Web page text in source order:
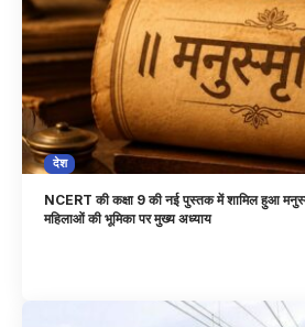
देश
NCERT की कक्षा 9 की नई पुस्तक में शामिल हुआ
महिलाओं की भूमिका पर मुख्य अध्याय